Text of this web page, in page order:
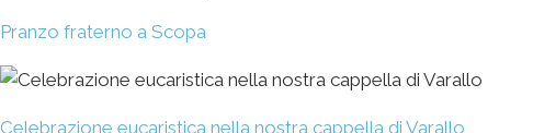
Pranzo fraterno a Scopa
Celebrazione eucaristica nella nostra cappella di Varallo